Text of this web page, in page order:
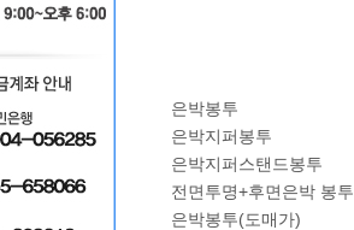
은박봉투
은박지퍼봉투
은박지퍼스탠드봉투
전면투명+후면은박 봉투
은박봉투(도매가)